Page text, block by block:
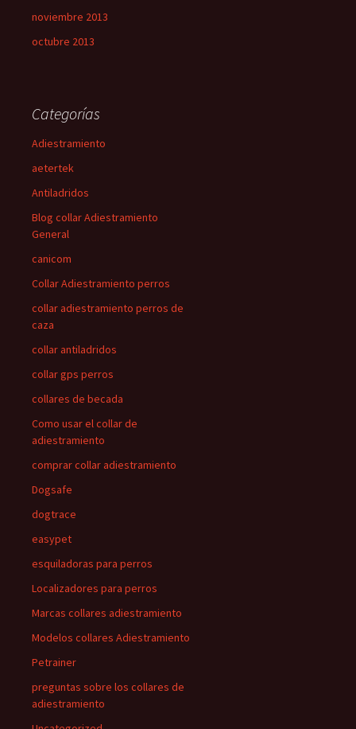
noviembre 2013
octubre 2013
Categorías
Adiestramiento
aetertek
Antiladridos
Blog collar Adiestramiento
General
canicom
Collar Adiestramiento perros
collar adiestramiento perros de
caza
collar antiladridos
collar gps perros
collares de becada
Como usar el collar de
adiestramiento
comprar collar adiestramiento
Dogsafe
dogtrace
easypet
esquiladoras para perros
Localizadores para perros
Marcas collares adiestramiento
Modelos collares Adiestramiento
Petrainer
preguntas sobre los collares de
adiestramiento